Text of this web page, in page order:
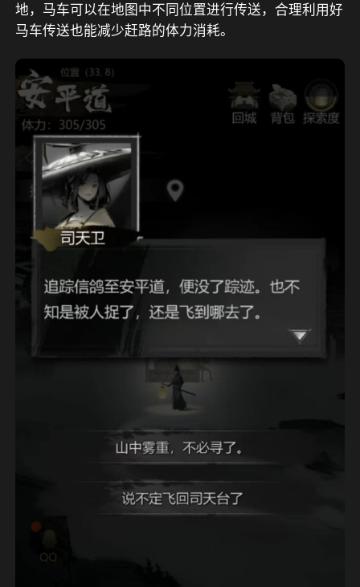
地，马车可以在地图中不同位置进行传送，合理利用好
马车传送也能减少赶路的体力消耗。